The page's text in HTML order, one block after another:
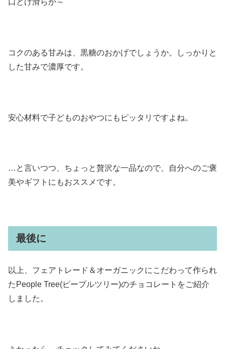
口どけ滑らか～
コクのある甘みは、黒糖のおかげでしょうか。しっかりと
した甘みで濃厚です。
安心材料で子どものおやつにもピッタリですよね。
…と言いつつ、ちょっと贅沢な一品なので、自分へのご褒
美やギフトにもおススメです。
最後に
以上、フェアトレード＆オーガニックにこだわって作られ
たPeople Tree(ピープルツリー)のチョコレートをご紹介
しました。